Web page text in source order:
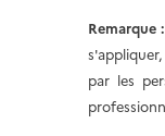
Remarque :
par les